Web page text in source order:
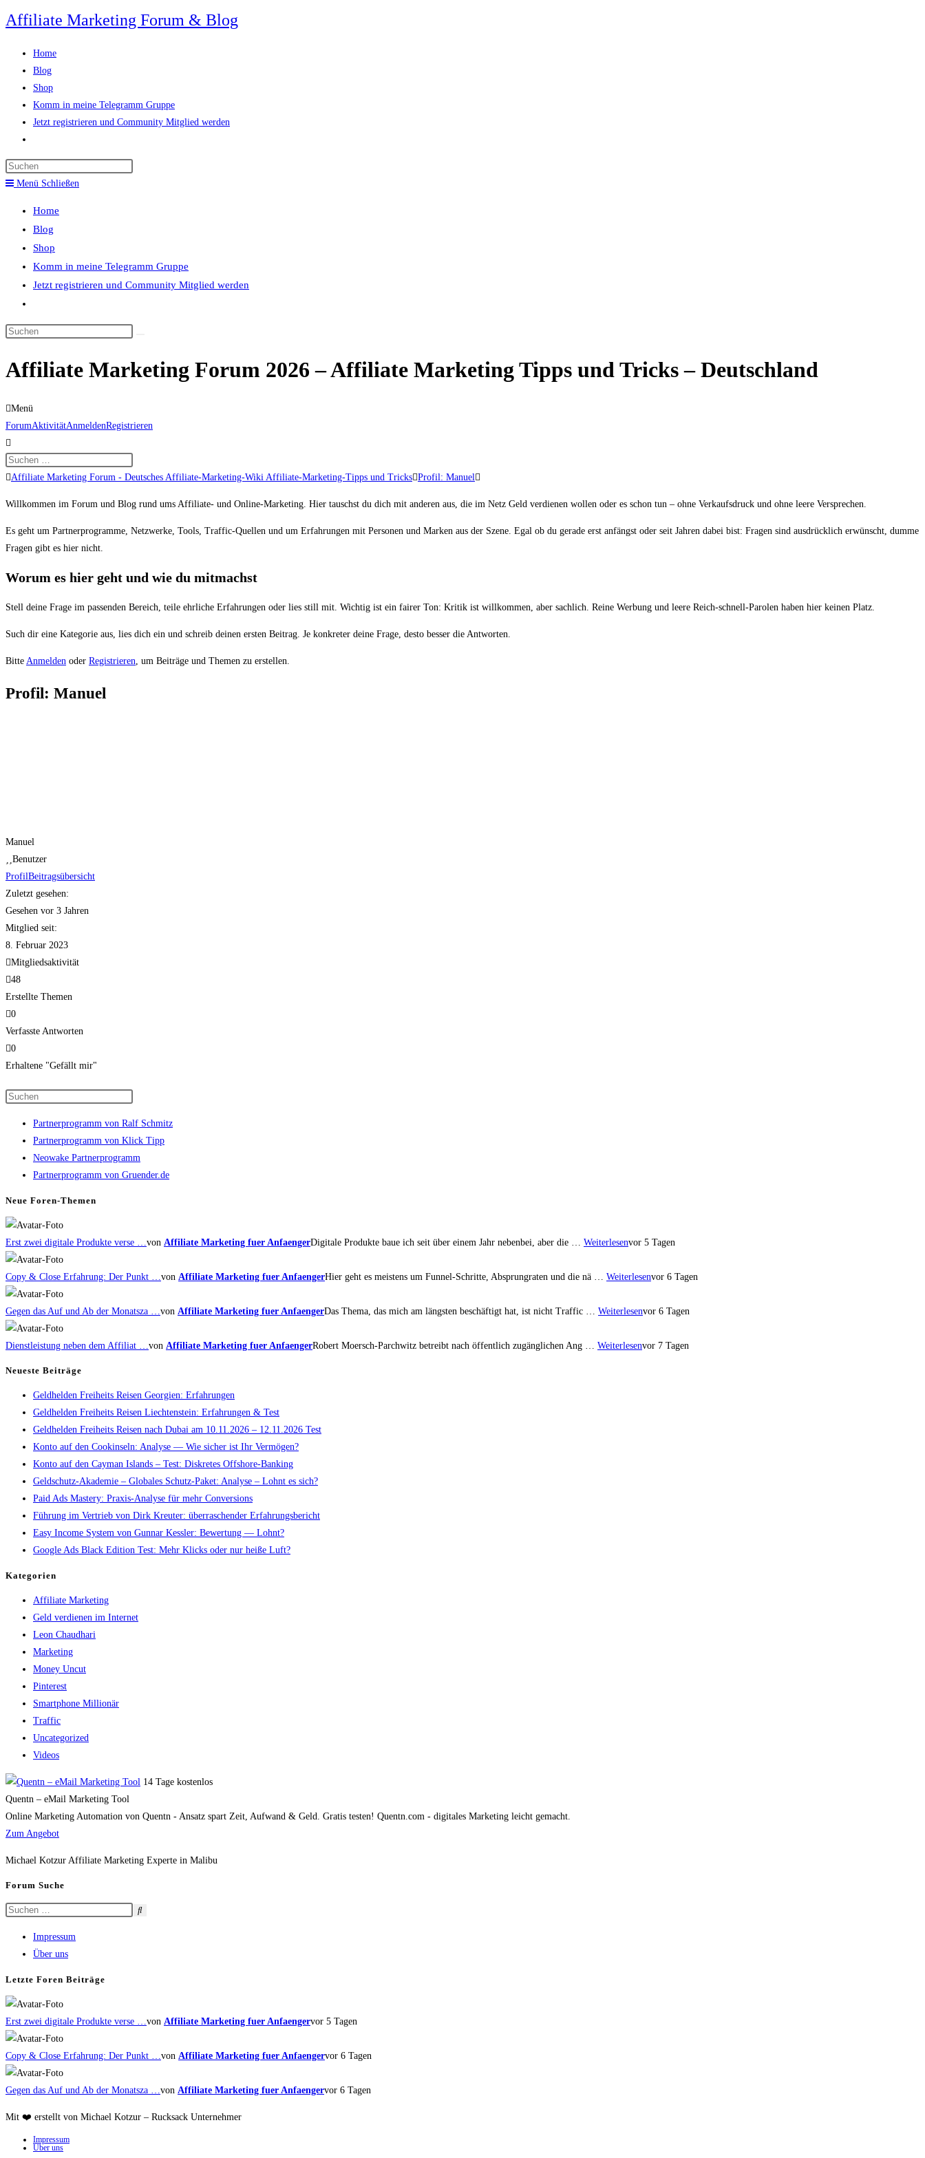
Zum
Inhalt
springen
Affiliate Marketing Forum & Blog
Home
Blog
Shop
Komm in meine Telegramm Gruppe
Jetzt registrieren und Community Mitglied werden
umschalten
panel.
Menü Schließen
Home
Blog
Shop
Komm in meine Telegramm Gruppe
Jetzt registrieren und Community Mitglied werden
umschalten
Diese
durchsuchen
Affiliate Marketing Forum 2026 – Affiliate Marketing Tipps und Tricks – Deutschland
Menü
Forum-
Navigation
ForumAktivitätAnmeldenRegistrieren
Forum-
Du
bist
Affiliate Marketing Forum - Deutsches Affiliate-Marketing-Wiki Affiliate-Marketing-Tipps und Tricks Profil: Manuel
Willkommen im Forum und Blog rund ums Affiliate- und Online-Marketing. Hier tauschst du dich mit anderen aus, die im Netz Geld verdienen wollen oder es schon tun – ohne Verkaufsdruck und ohne leere Versprechen.
Es geht um Partnerprogramme, Netzwerke, Tools, Traffic-Quellen und um Erfahrungen mit Personen und Marken aus der Szene. Egal ob du gerade erst anfängst oder seit Jahren dabei bist: Fragen sind ausdrücklich erwünscht, dumme
Fragen gibt es hier nicht.
Worum es hier geht und wie du mitmachst
Stell deine Frage im passenden Bereich, teile ehrliche Erfahrungen oder lies still mit. Wichtig ist ein fairer Ton: Kritik ist willkommen, aber sachlich. Reine Werbung und leere Reich-schnell-Parolen haben hier keinen Platz.
Such dir eine Kategorie aus, lies dich ein und schreib deinen ersten Beitrag. Je konkreter deine Frage, desto besser die Antworten.
Bitte Anmelden oder Registrieren, um Beiträge und Themen zu erstellen.
Profil: Manuel
Manuel
Benutzer
ProfilBeitragsübersicht
Zuletzt gesehen:
Gesehen vor 3 Jahren
Mitglied seit:
8. Februar 2023
Mitgliedsaktivität
48
Erstellte Themen
0
Verfasste Antworten
0
Erhaltene "Gefällt mir"
to
close
the
search
Partnerprogramm von Ralf Schmitz
Partnerprogramm von Klick Tipp
Neowake Partnerprogramm
Partnerprogramm von Gruender.de
Neue Foren-Themen
Erst zwei digitale Produkte verse … von Affiliate Marketing fuer AnfaengerDigitale Produkte baue ich seit über einem Jahr nebenbei, aber die … Weiterlesenvor 5 Tagen
Copy & Close Erfahrung: Der Punkt … von Affiliate Marketing fuer AnfaengerHier geht es meistens um Funnel-Schritte, Absprungraten und die nä … Weiterlesenvor 6 Tagen
Gegen das Auf und Ab der Monatsza … von Affiliate Marketing fuer AnfaengerDas Thema, das mich am längsten beschäftigt hat, ist nicht Traffic … Weiterlesenvor 6 Tagen
Dienstleistung neben dem Affiliat … von Affiliate Marketing fuer AnfaengerRobert Moersch-Parchwitz betreibt nach öffentlich zugänglichen Ang … Weiterlesenvor 7 Tagen
Neueste Beiträge
Geldhelden Freiheits Reisen Georgien: Erfahrungen
Geldhelden Freiheits Reisen Liechtenstein: Erfahrungen & Test
Geldhelden Freiheits Reisen nach Dubai am 10.11.2026 – 12.11.2026 Test
Konto auf den Cookinseln: Analyse — Wie sicher ist Ihr Vermögen?
Konto auf den Cayman Islands – Test: Diskretes Offshore-Banking
Geldschutz-Akademie – Globales Schutz-Paket: Analyse – Lohnt es sich?
Paid Ads Mastery: Praxis-Analyse für mehr Conversions
Führung im Vertrieb von Dirk Kreuter: überraschender Erfahrungsbericht
Easy Income System von Gunnar Kessler: Bewertung — Lohnt?
Google Ads Black Edition Test: Mehr Klicks oder nur heiße Luft?
Kategorien
Affiliate Marketing
Geld verdienen im Internet
Leon Chaudhari
Marketing
Money Uncut
Pinterest
Smartphone Millionär
Traffic
Uncategorized
Videos
14 Tage kostenlos
Quentn – eMail Marketing Tool
Online Marketing Automation von Quentn - Ansatz spart Zeit, Aufwand & Geld. Gratis testen! Quentn.com - digitales Marketing leicht gemacht.
Zum Angebot
Michael Kotzur Affiliate Marketing Experte in Malibu
Forum Suche
Impressum
Über uns
Letzte Foren Beiträge
Erst zwei digitale Produkte verse …von Affiliate Marketing fuer Anfaengervor 5 Tagen
Copy & Close Erfahrung: Der Punkt …von Affiliate Marketing fuer Anfaengervor 6 Tagen
Gegen das Auf und Ab der Monatsza …von Affiliate Marketing fuer Anfaengervor 6 Tagen
Mit ❤️ erstellt von Michael Kotzur – Rucksack Unternehmer
Impressum
Über uns